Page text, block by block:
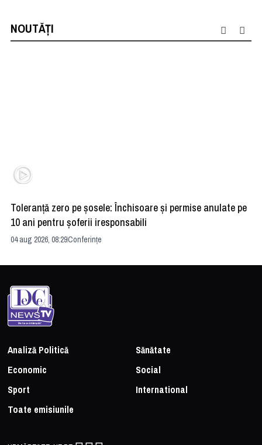
NOUTĂȚI
Toleranță zero pe șosele: Închisoare și permise anulate pe
10 ani pentru șoferii iresponsabili
04 aug 2026, 08:29Conferințe
Analiză Politică
Sănătate
Economic
Social
Sport
International
Toate emisiunile